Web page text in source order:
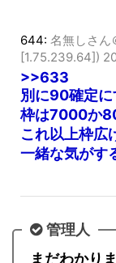
644: 名無しさん
[1.75.239.64])
>>633
別に90確定に
枠は7000か
これ以上枠広